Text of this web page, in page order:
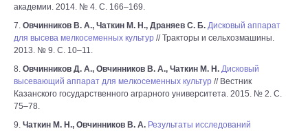
академии. 2014. № 4. С. 166–169.
7. Овчинников В. А., Чаткин М. Н., Драняев С. Б. Дисковый аппарат
для высева мелкосеменных культур // Тракторы и сельхозмашины.
2013. № 9. С. 10–11.
8. Овчинников Д. А., Овчинников В. А., Чаткин М. Н. Дисковый
высевающий аппарат для мелкосеменных культур // Вестник
Казанского государственного аграрного университета. 2015. № 2. С.
75–78.
9. Чаткин М. Н., Овчинников В. А. Результаты исследований